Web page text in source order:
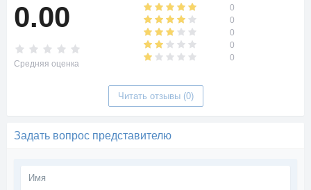
0.00
Средняя оценка
0
0
0
0
0
Читать отзывы (0)
Задать вопрос представителю